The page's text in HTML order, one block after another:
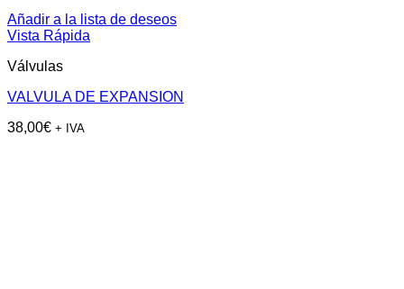
Añadir a la lista de deseos
Vista Rápida
Válvulas
VALVULA DE EXPANSION
38,00€ + IVA